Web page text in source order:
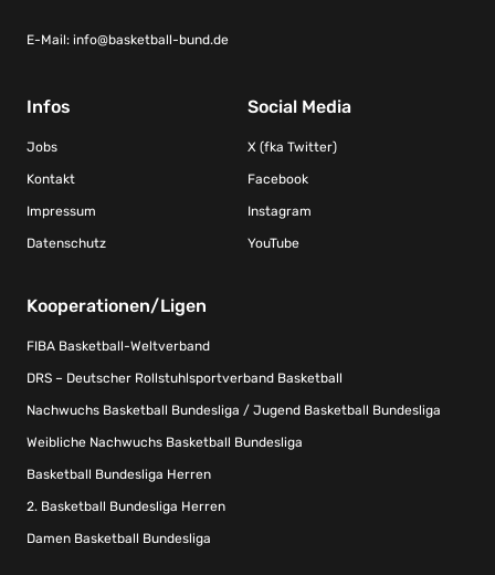
E-Mail: info@basketball-bund.de
Infos
Jobs
Kontakt
Impressum
Datenschutz
Social Media
X (fka Twitter)
Facebook
Instagram
YouTube
Kooperationen/Ligen
FIBA Basketball-Weltverband
DRS – Deutscher Rollstuhlsportverband Basketball
Nachwuchs Basketball Bundesliga / Jugend Basketball Bundesliga
Weibliche Nachwuchs Basketball Bundesliga
Basketball Bundesliga Herren
2. Basketball Bundesliga Herren
Damen Basketball Bundesliga